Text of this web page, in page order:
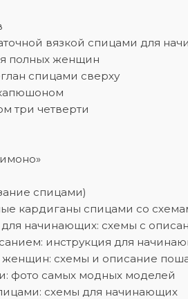
вязкой спицами для
полных женщин
спицами сверху
три четверти
спицами)
кардиганы спицами со
для начинающих: схемы с
инструкция для
схемы и описание
фото самых модных моделей
схемы для начинающих